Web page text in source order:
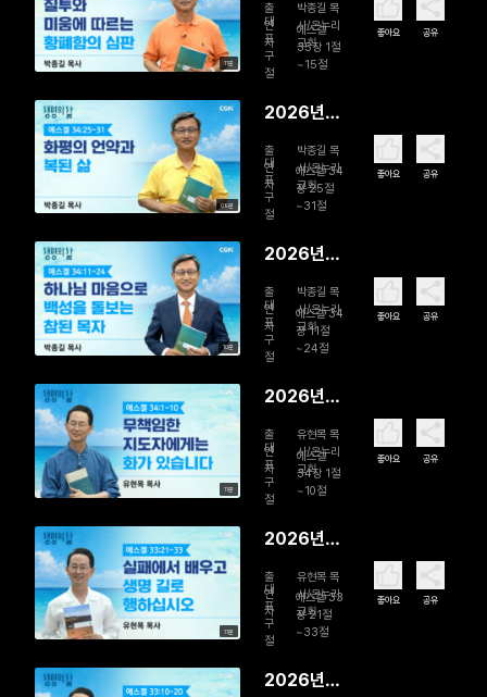
11분
일 질투와
미움에 따
르는 황폐
함의 심판
출
연
자
박종길 목
사/온누리
교회
대
표
구
절
에스겔
35장 1절
~15절
좋아요 공유
09분
2026년
일 화평의
언약과 복
된 삶
출
연
자
박종길 목
사/온누리
교회
대
표
구
절
에스겔 34
장 25절
~31절
좋아요 공유
10분
2026년
일 하나님
마음으로
백성을 돌
보는 참된
출
연
자
박종길 목
사/온누리
교회
대
표
구
절
에스겔 34
장 11절
~24절
좋아요 공유
11분
2026년
무책임한
지도자에게
는 화가 있
습니다
출
연
자
유현목 목
사/온누리
교회
대
표
구
절
에스겔
34장 1절
~10절
좋아요 공유
11분
2026년
실패에서
배우고 생
명 길로 행
하십시오
출
연
자
유현목 목
사/온누리
교회
대
표
구
절
에스겔 33
장 21절
~33절
좋아요 공유
2026년